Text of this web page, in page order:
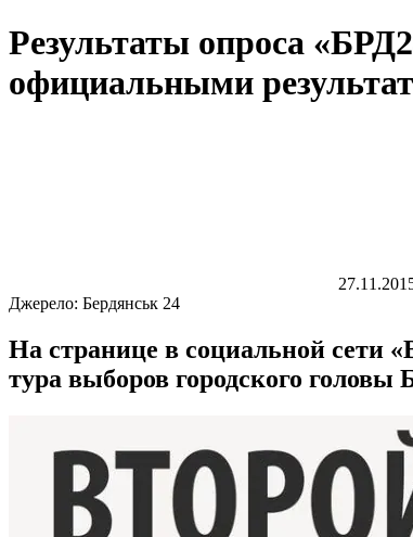
Результаты опроса
официальными
Джерело: Бердянськ 24
На странице в социальной сети
тура выборов городского